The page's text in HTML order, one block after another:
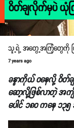
ဝိတ်ချလိုက်မှပဲ ယုံ
သူ့ရဲ့ အတွေ့အကြုံတွေကို ပြ
7 years ago
ခန္ဓာကိုယ် ဝနေလို့ ဝိတ်
ဆော့လို့ဖြစ်လာတဲ့ အက
ပေါင် ၁၈၀ ကနေ ၁